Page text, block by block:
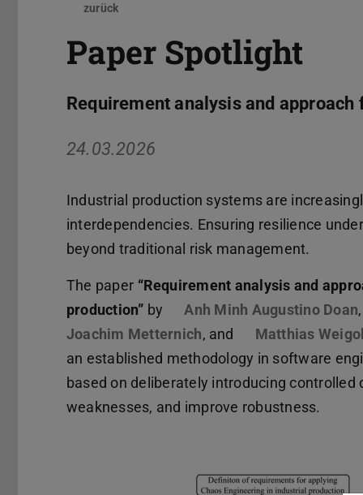
zurück
Paper Spotlight
Requirement analysis and
24.03.2026
Industrial production systems are
interdependencies. Ensuring resilience
beyond traditional risk management.
The paper “Requirement analysis and
production” by Anh Minh Augustino Doan,
Joachim Metternich, and Matthias
an established methodology in software
based on deliberately introducing
weaknesses, and improve robustness.